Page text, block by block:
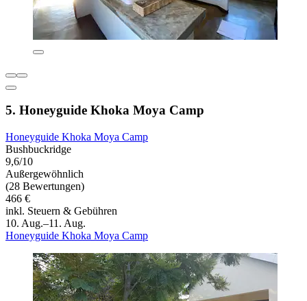
5. Honeyguide Khoka Moya Camp
Honeyguide Khoka Moya Camp
Bushbuckridge
9,6/10
Außergewöhnlich
(28 Bewertungen)
466 €
inkl. Steuern & Gebühren
10. Aug.–11. Aug.
Honeyguide Khoka Moya Camp